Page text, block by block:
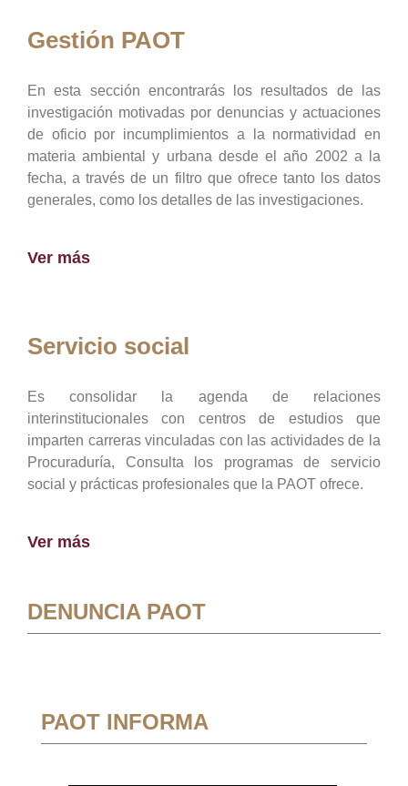
Gestión PAOT
En esta sección encontrarás los resultados de las
investigación motivadas por denuncias y actuaciones
de oficio por incumplimientos a la normatividad en
materia ambiental y urbana desde el año 2002 a la
fecha, a través de un filtro que ofrece tanto los datos
generales, como los detalles de las investigaciones.
Ver más
Servicio social
Es consolidar la agenda de relaciones
interinstitucionales con centros de estudios que
imparten carreras vinculadas con las actividades de la
Procuraduría, Consulta los programas de servicio
social y prácticas profesionales que la PAOT ofrece.
Ver más
DENUNCIA PAOT
PAOT INFORMA